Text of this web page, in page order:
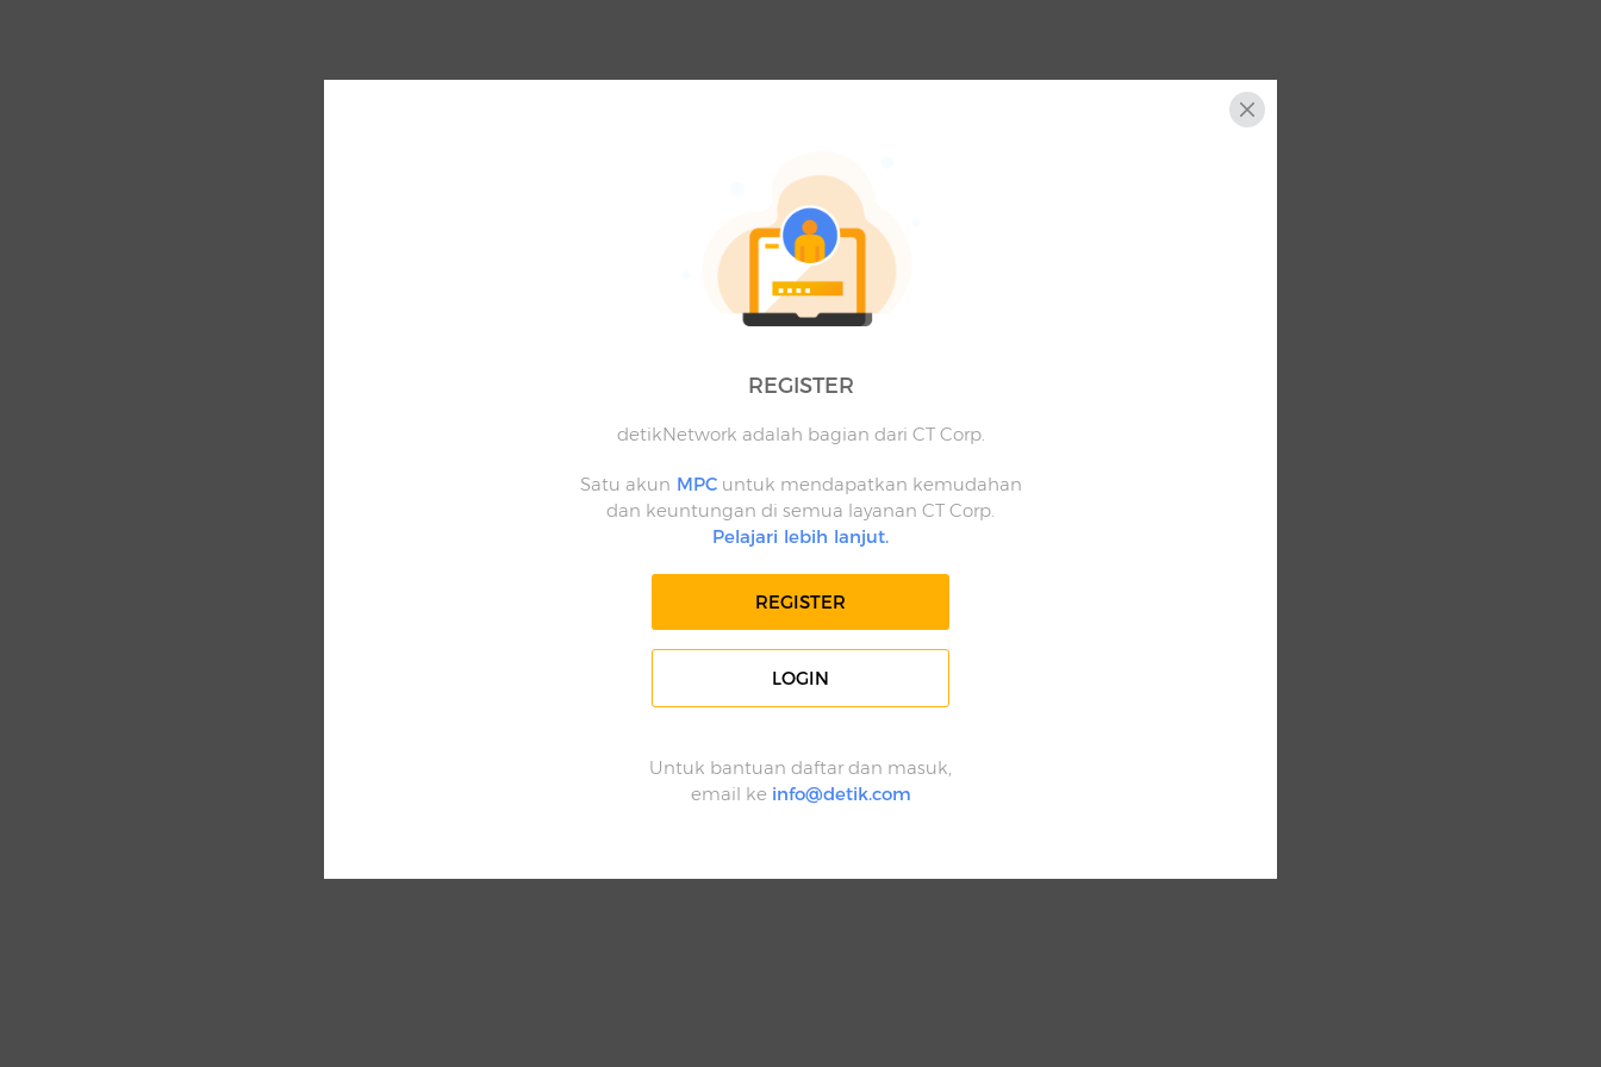
REGISTER
detikNetwork adalah bagian dari CT Corp.
Satu akun MPCuntuk mendapatkan kemudahan
dan keuntungan di semua layanan CT Corp.
Pelajari lebih lanjut.
REGISTER
LOGIN
Untuk bantuan daftar dan masuk,
email ke info@detik.com